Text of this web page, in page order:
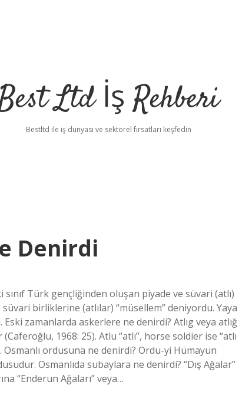
Ltd İş Rehberi
Bestltd ile iş dünyası ve sektörel fırsatları keşfedin
Denirdi
Türk gençliğinden oluşan piyade ve süvari (atlı)
birliklerine (atlılar) “müsellem” deniyordu. Yaya
zamanlarda askerlere ne denirdi? Atlıg veya atlığ
1968: 25). Atlu “atlı”, horse soldier ise “atlı
ordusuna ne denirdi? Ordu-yi Hümayun
“Enderun Ağaları” veya…